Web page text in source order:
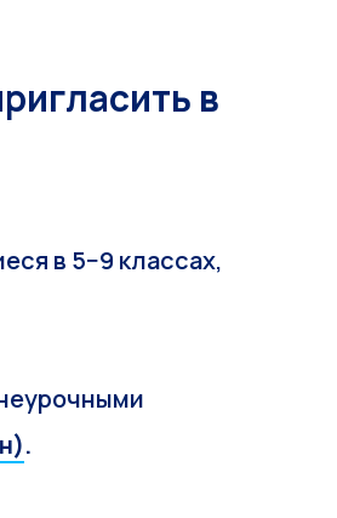
в
в 5−9 классах,
.